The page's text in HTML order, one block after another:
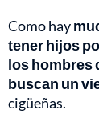
Como hay
tener hijos
los hombres
buscan un
cigüeñas.